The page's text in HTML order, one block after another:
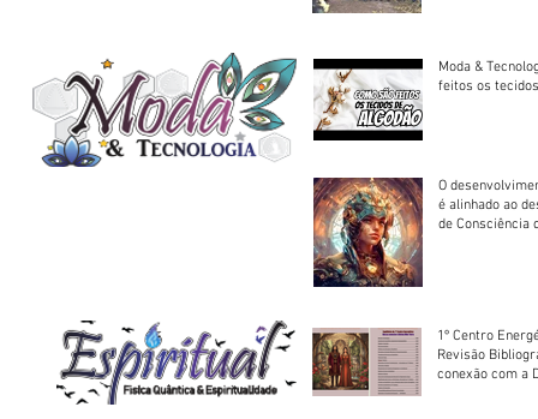
Moda &
feitos os
O
é alinhado ao
de Consciência
1º Centro
Revisão
conexão com a